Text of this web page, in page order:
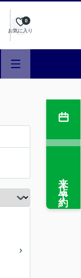
お気に入り
0
来店予約